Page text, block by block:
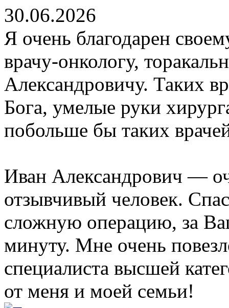
30.06.2026
Я очень благодарен
врачу-онкологу,
Александровичу. Таких
Бога, умелые руки
побольше бы таких
Иван Александрович —
отзывчивый человек.
сложную операцию, за
минуту. Мне очень
специалиста высшей
от меня и моей семьи!